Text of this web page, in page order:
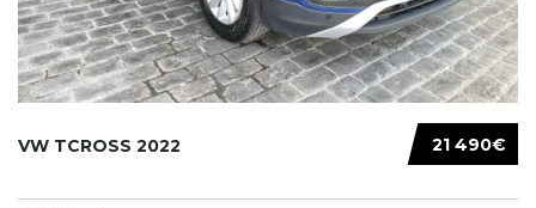
21 490€
VW TCROSS 2022